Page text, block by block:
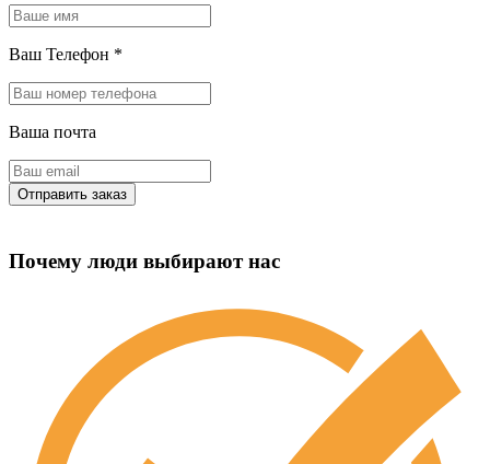
Ваш Телефон *
Ваша почта
Почему люди выбирают нас